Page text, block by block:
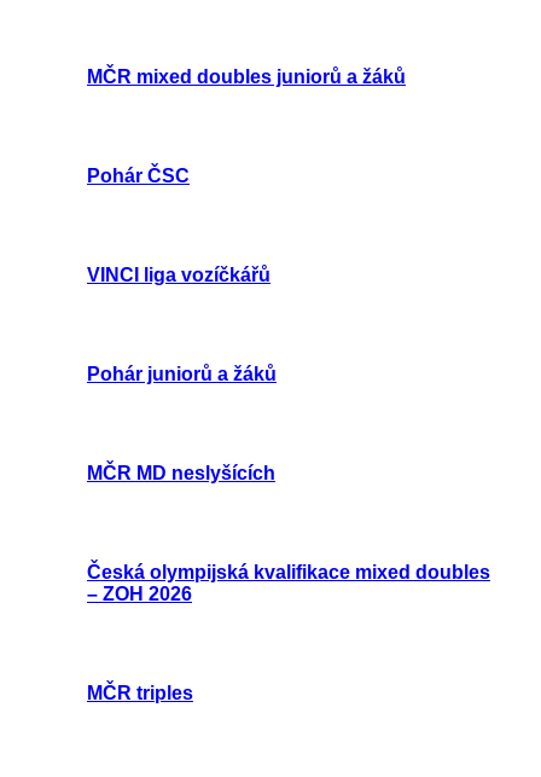
MČR mixed doubles juniorů a žáků
Pohár ČSC
VINCI liga vozíčkářů
Pohár juniorů a žáků
MČR MD neslyšících
Česká olympijská kvalifikace mixed doubles
– ZOH 2026
MČR triples